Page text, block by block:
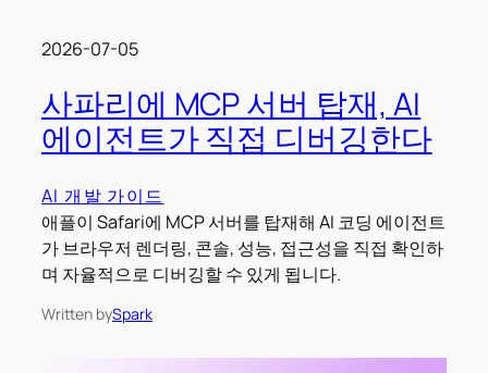
2026-07-05
사파리에 MCP 서버 탑재, AI
에이전트가 직접 디버깅한다
AI 개발 가이드
애플이 Safari에 MCP 서버를 탑재해 AI 코딩 에이전트
가 브라우저 렌더링, 콘솔, 성능, 접근성을 직접 확인하
며 자율적으로 디버깅할 수 있게 됩니다.
Written bySpark